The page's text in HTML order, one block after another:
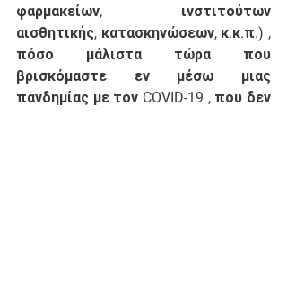
φαρμακείων, ινστιτούτων
αισθητικής, κατασκηνώσεων, κ.κ.π.) ,
πόσο μάλιστα τώρα που
βρισκόμαστε εν μέσω μιας
πανδημίας με τον COVID-19 , που δεν